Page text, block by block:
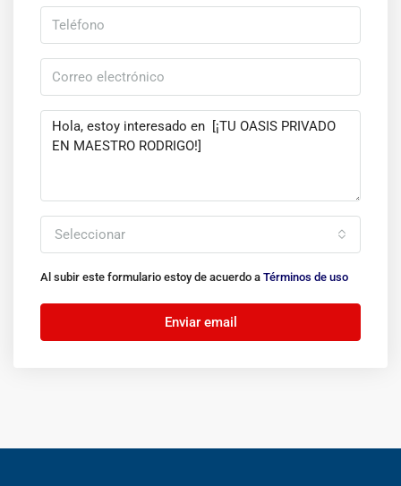
Seleccionar
Al subir este formulario estoy de acuerdo a Términos de uso
Enviar email